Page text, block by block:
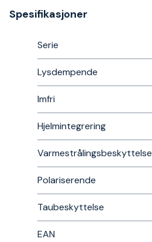
Spesifikasjoner
Serie
Lysdempende
Imfri
Hjelmintegrering
Varmestrålingsbeskyttelse
Polariserende
Taubeskyttelse
EAN